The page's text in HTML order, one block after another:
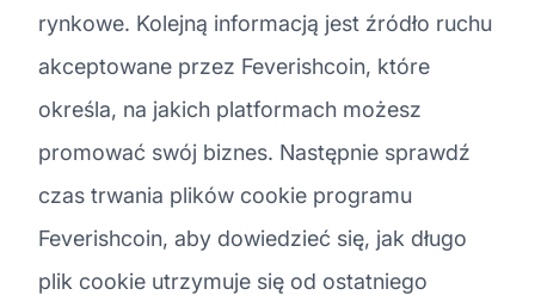
rynkowe. Kolejną informacją jest źródło ruchu
akceptowane przez Feverishcoin, które
określa, na jakich platformach możesz
promować swój biznes. Następnie sprawdź
czas trwania plików cookie programu
Feverishcoin, aby dowiedzieć się, jak długo
plik cookie utrzymuje się od ostatniego